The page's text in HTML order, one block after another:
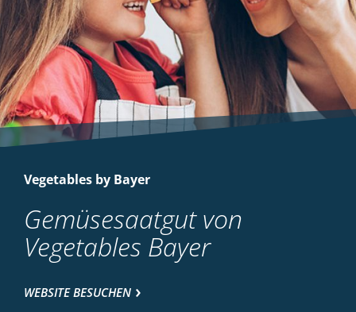
Vegetables by Bayer
Gemüsesaatgut von
Vegetables Bayer
WEBSITE BESUCHEN